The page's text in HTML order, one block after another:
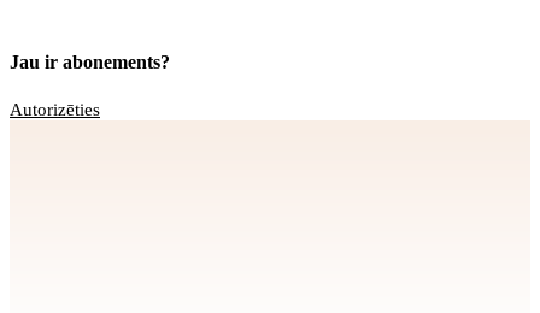
Jau ir abonements?
Autorizēties